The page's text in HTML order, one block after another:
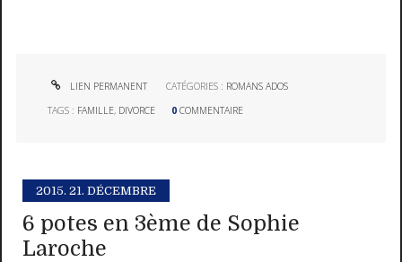
LIEN PERMANENT CATÉGORIES : ROMANS ADOS
TAGS : FAMILLE, DIVORCE 0 COMMENTAIRE
2015. 21. DÉCEMBRE
6 potes en 3ème de Sophie
Laroche